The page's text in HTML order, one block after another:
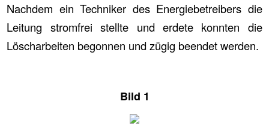
Nachdem ein Techniker des Energiebetreibers die
Leitung stromfrei stellte und erdete konnten die
Löscharbeiten begonnen und zügig beendet werden.
Bild 1